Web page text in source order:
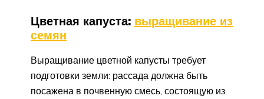
Цветная капуста: выращивание из
семян
Выращивание цветной капусты требует
подготовки земли: рассада должна быть
посажена в почвенную смесь, состоящую из